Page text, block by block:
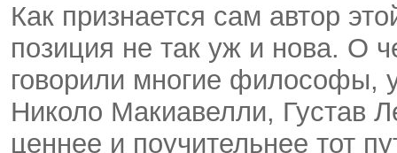
Как признается сам автор
позиция не так уж и нова. О
говорили многие философы,
Николо Макиавелли, Густав
ценнее и поучительнее тот